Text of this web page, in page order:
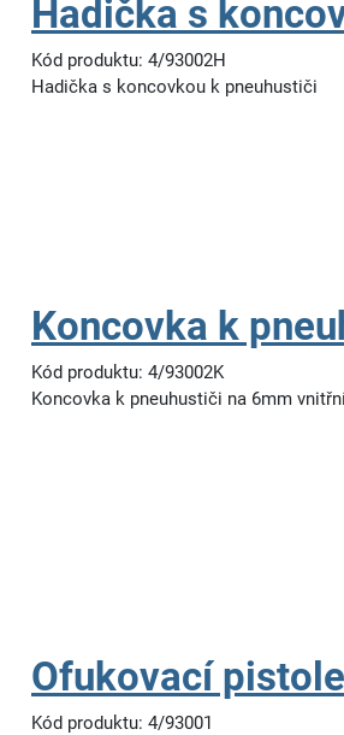
Hadička s
Kód produktu: 4/93002H
Hadička s koncovkou k pneuhustiči
Koncovka k
Kód produktu: 4/93002K
Koncovka k pneuhustiči na 6mm
Ofukovací
Kód produktu: 4/93001